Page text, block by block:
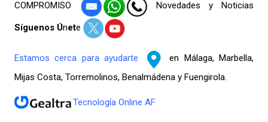
COMPROMISO
Novedades y Noticias
Síguenos Únete
Estamos cerca para ayudarte
en Málaga, Marbella,
Mijas Costa, Torremolinos, Benalmádena y Fuengirola.
Tecnología Online AF